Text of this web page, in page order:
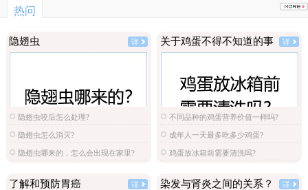
热问
隐翅虫 详
隐翅虫咬后怎么处理?
隐翅虫怎么消灭?
隐翅虫哪来的，怎么会出现在家里?
关于鸡蛋不得不知道的事 详
不同品种的鸡蛋营养价值一样吗?
成年人一天最多吃多少鸡蛋?
鸡蛋放冰箱前需要清洗吗?
了解和预防胃癌 详 染发与肾炎之间的关系？ 详